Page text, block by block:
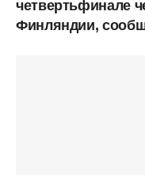
четвертьфинале
Финляндии,